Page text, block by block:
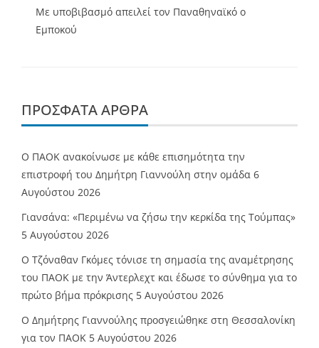
Με υποβιβασμό απειλεί τον Παναθηναϊκό ο
Εμποκού
ΠΡΌΣΦΑΤΑ ΆΡΘΡΑ
Ο ΠΑΟΚ ανακοίνωσε με κάθε επισημότητα την
επιστροφή του Δημήτρη Γιαννούλη στην ομάδα 6
Αυγούστου 2026
Γιανσάνα: «Περιμένω να ζήσω την κερκίδα της Τούμπας»
5 Αυγούστου 2026
Ο Τζόναθαν Γκόμες τόνισε τη σημασία της αναμέτρησης
του ΠΑΟΚ με την Άντερλεχτ και έδωσε το σύνθημα για το
πρώτο βήμα πρόκρισης 5 Αυγούστου 2026
Ο Δημήτρης Γιαννούλης προσγειώθηκε στη Θεσσαλονίκη
για τον ΠΑΟΚ 5 Αυγούστου 2026